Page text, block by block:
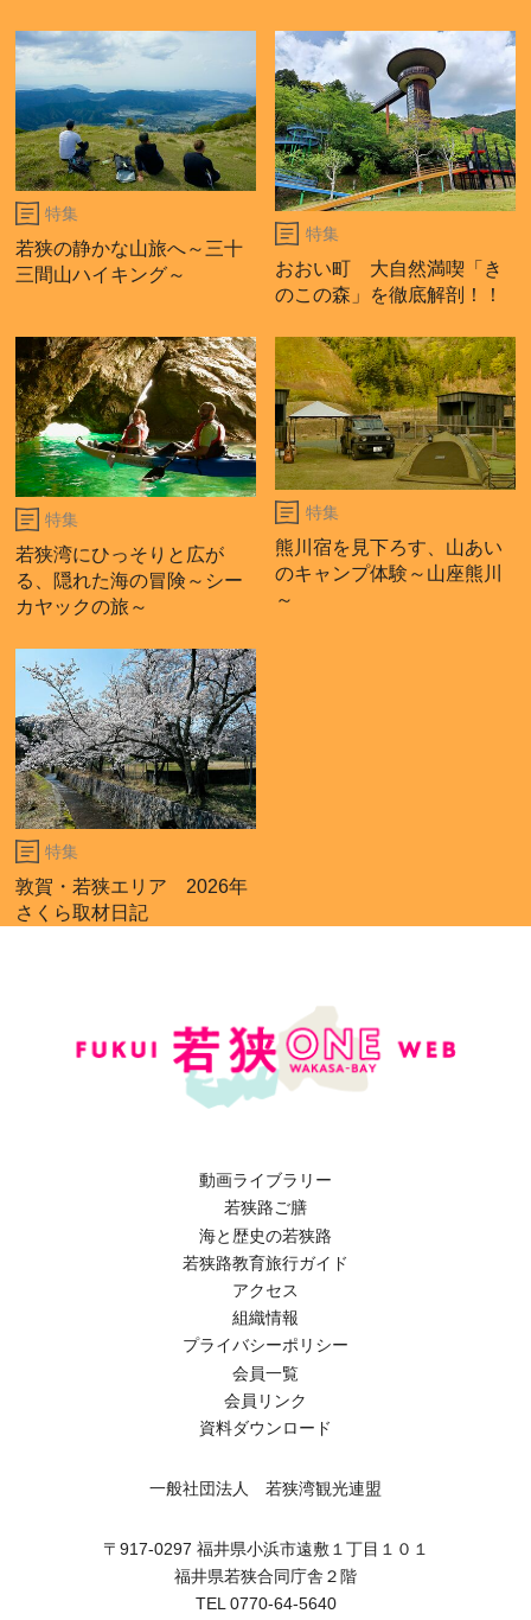
特集
若狭の静かな山旅へ～三十
三間山ハイキング～
特集
おおい町 大自然満喫「き
のこの森」を徹底解剖！！
特集
若狭湾にひっそりと広が
る、隠れた海の冒険～シー
カヤックの旅～
特集
熊川宿を見下ろす、山あい
のキャンプ体験～山座熊川
～
特集
敦賀・若狭エリア 2026年
さくら取材日記
動画ライブラリー
若狭路ご膳
海と歴史の若狭路
若狭路教育旅行ガイド
アクセス
組織情報
プライバシーポリシー
会員一覧
会員リンク
資料ダウンロード
一般社団法人 若狭湾観光連盟
〒917-0297 福井県小浜市遠敷１丁目１０１
福井県若狭合同庁舎２階
TEL 0770-64-5640